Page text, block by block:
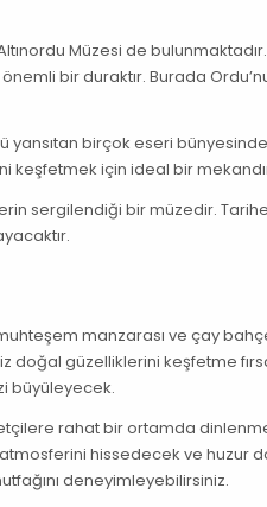
Müzesi de
bir duraktır. Burada
birçok eseri
keşfetmek için ideal bir
sergilendiği bir müzedir.
manzarası ve çay
doğal güzelliklerini keşfetme
büyüleyecek.
rahat bir ortamda dinlenme
hissedecek ve huzur
deneyimleyebilirsiniz.